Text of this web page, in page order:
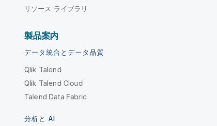
リソース ライブラリ
製品案内
データ統合とデータ品質
Qlik Talend
Qlik Talend Cloud
Talend Data Fabric
分析と AI